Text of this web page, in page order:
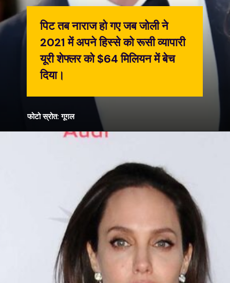
पिट तब नाराज हो गए जब जोली ने
2021 में अपने हिस्से को रूसी व्यापारी
यूरी शेफ्लर को $64 मिलियन में बेच
दिया।
फोटो स्रोत: गूगल